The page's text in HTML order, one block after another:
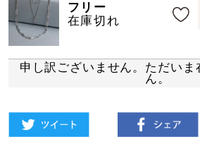
フリー
在庫切れ
申し訳ございません。ただいま
ん。